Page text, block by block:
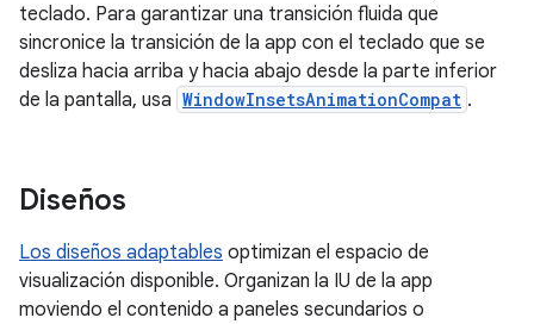
teclado. Para garantizar una transición fluida que
sincronice la transición de la app con el teclado que se
desliza hacia arriba y hacia abajo desde la parte inferior
de la pantalla, usa WindowInsetsAnimationCompat .
Diseños
Los diseños adaptables optimizan el espacio de
visualización disponible. Organizan la IU de la app
moviendo el contenido a paneles secundarios o